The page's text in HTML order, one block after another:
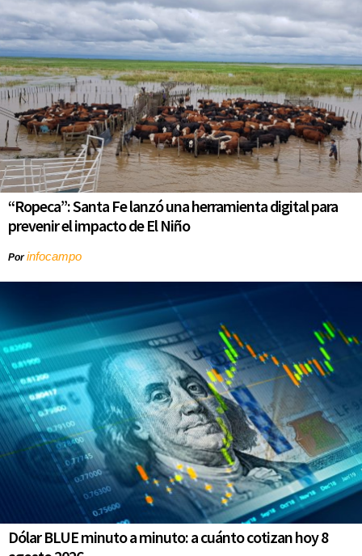
“Ropeca”: Santa Fe lanzó una herramienta digital para
prevenir el impacto de El Niño
Porinfocampo
Dólar BLUE minuto a minuto: a cuánto cotizan hoy 8